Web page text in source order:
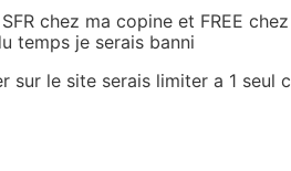
chez ma copine et FREE
temps je serais banni
sur le site serais limiter a 1 seul